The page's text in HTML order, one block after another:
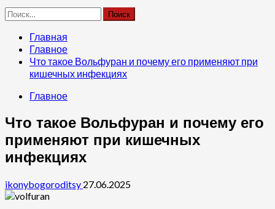
Найти:
Главная
Главное
Что такое Вольфуран и почему его применяют при
кишечных инфекциях
Главное
Что такое Вольфуран и почему его
применяют при кишечных
инфекциях
ikonybogoroditsy 27.06.2025